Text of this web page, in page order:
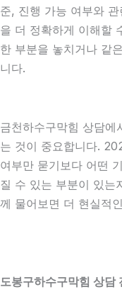
준, 진행 가능 여부와
을 더 정확하게 이해할
한 부분을 놓치거나 같
니다.
금천하수구막힘 상담
는 것이 중요합니다.
여부만 묻기보다 어떤
질 수 있는 부분이 있는
께 물어보면 더 현실적
도봉구하수구막힘 상